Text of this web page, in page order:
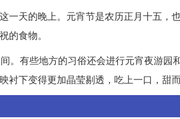
一天的晚上。元宵节是农历正月十五，
的食物。
。有些地方的习俗还会进行元宵夜游园
下变得更加晶莹剔透，吃上一口，甜